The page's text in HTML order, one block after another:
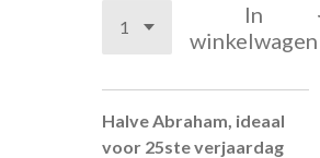
In
winkelwagen
Halve Abraham, ideaal
voor 25ste verjaardag